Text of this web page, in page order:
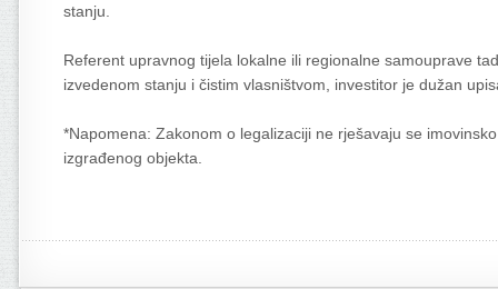
stanju.
Referent upravnog tijela lokalne ili regionalne samouprave
izvedenom stanju i čistim vlasništvom, investitor je dužan
*Napomena: Zakonom o legalizaciji ne rješavaju se
izgrađenog objekta.